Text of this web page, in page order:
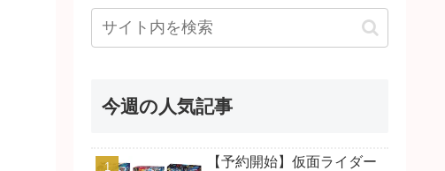
今週の人気記事
【予約開始】仮面ライダー